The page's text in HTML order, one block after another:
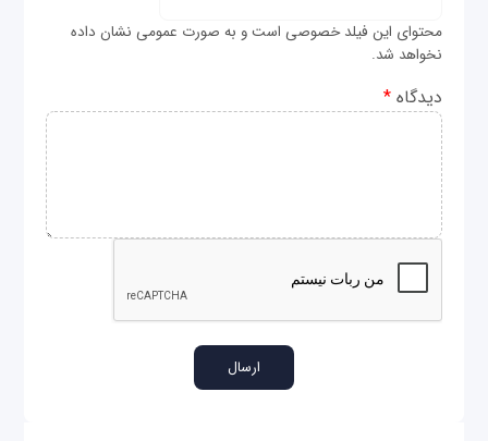
محتوای این فیلد خصوصی است و به صورت عمومی نشان داده
نخواهد شد.
دیدگاه*